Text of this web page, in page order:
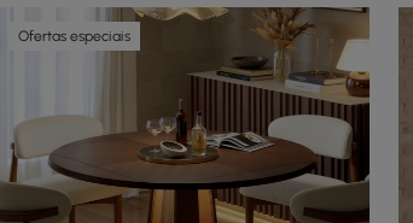
Ofertas especiais